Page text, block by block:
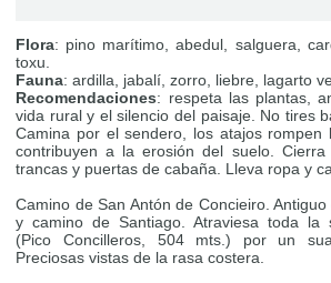
Flora: pino marítimo, abedul, salguera,
toxu.
Fauna: ardilla, jabalí, zorro, liebre, lagarto
Recomendaciones: respeta las plantas,
vida rural y el silencio del paisaje. No tires
Camina por el sendero, los atajos rompen
contribuyen a la erosión del suelo. Cierra
trancas y puertas de cabaña. Lleva ropa y
Camino de San Antón de Concieiro.
y camino de Santiago. Atraviesa toda la
(Pico Concilleros, 504 mts.) por un
Preciosas vistas de la rasa costera.